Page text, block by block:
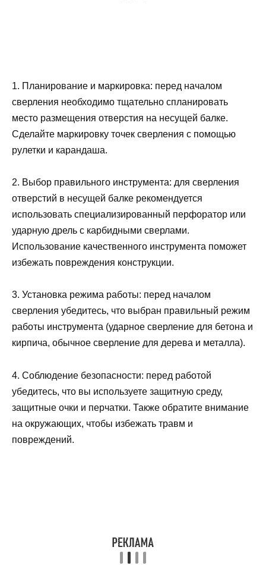
1. Планирование и маркировка: перед началом
сверления необходимо тщательно спланировать
место размещения отверстия на несущей балке.
Сделайте маркировку точек сверления с помощью
рулетки и карандаша.
2. Выбор правильного инструмента: для сверления
отверстий в несущей балке рекомендуется
использовать специализированный перфоратор или
ударную дрель с карбидными сверлами.
Использование качественного инструмента поможет
избежать повреждения конструкции.
3. Установка режима работы: перед началом
сверления убедитесь, что выбран правильный режим
работы инструмента (ударное сверление для бетона и
кирпича, обычное сверление для дерева и металла).
4. Соблюдение безопасности: перед работой
убедитесь, что вы используете защитную среду,
защитные очки и перчатки. Также обратите внимание
на окружающих, чтобы избежать травм и
повреждений.